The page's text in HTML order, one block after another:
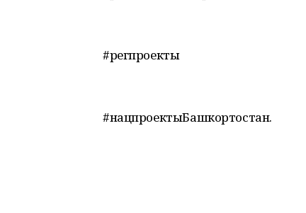
#регпроекты
#нацпроектыБашкортостан.